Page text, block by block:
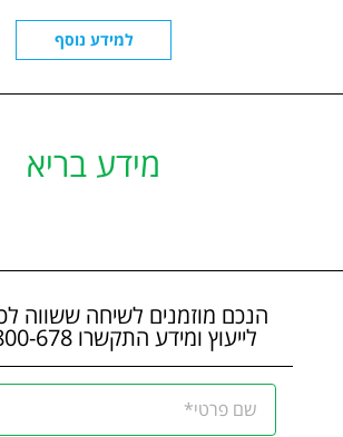
למידע נוסף
מידע בריא
הנכם מוזמנים לשיחה ששווה
לייעוץ ומידע התקשרו 1-800-800-678